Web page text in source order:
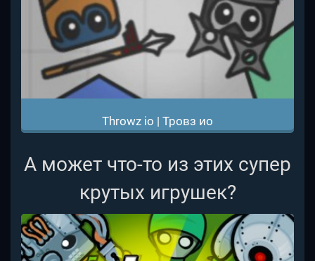
Throwz io | Тровз ио
А может что-то из этих супер
крутых игрушек?